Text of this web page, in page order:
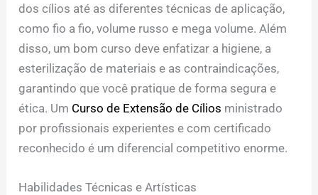
dos cílios até as diferentes técnicas de aplicação,
como fio a fio, volume russo e mega volume. Além
disso, um bom curso deve enfatizar a higiene, a
esterilização de materiais e as contraindicações,
garantindo que você pratique de forma segura e
ética. Um Curso de Extensão de Cílios ministrado
por profissionais experientes e com certificado
reconhecido é um diferencial competitivo enorme.
Habilidades Técnicas e Artísticas